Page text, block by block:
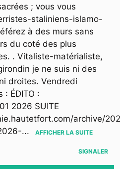
; vous vous
staliniens-islamo-
à des murs sans
du coté des plus
. Vitaliste-matérialiste,
je ne suis ni des
droites. Vendredi
: ÉDITO :
2026 SUITE
archive/
... AFFICHER LA SUITE
SIGNALER